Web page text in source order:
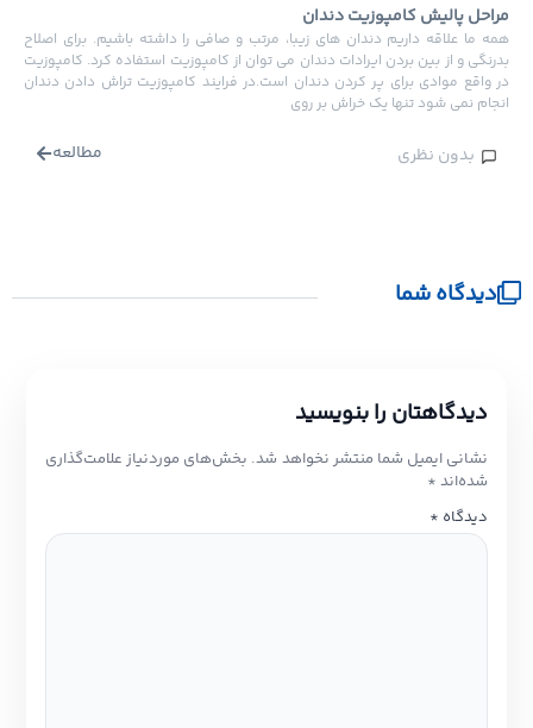
پالیش کامپوزیت دندان
ما علاقه داریم دندان های زیبا، مرتب و صافی را داشته باشیم. برای اصلاح
و از بین بردن ایرادات دندان می توان از کامپوزیت استفاده کرد. کامپوزیت
واقع موادی برای پر کردن دندان است.در فرایند کامپوزیت تراش دادن دندان
نمی شود تنها یک خراش بر روی
بدون نظری مطالعه
دیدگاه شما
دیدگاهتان را بنویسید
نشانی ایمیل شما منتشر نخواهد شد. بخش‌های موردنیاز علامت‌گذاری
شده‌اند*
دیدگاه*